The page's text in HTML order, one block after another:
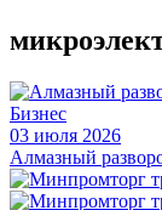
Бизнес
03 июля 2026
Алмазный